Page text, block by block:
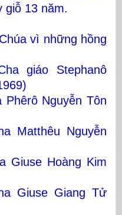
giỗ 13 năm.
vì những hồng
giáo Stephanô
Nguyễn Tôn
Matthêu Nguyễn
Giuse Hoàng Kim
Giuse Giang Tử